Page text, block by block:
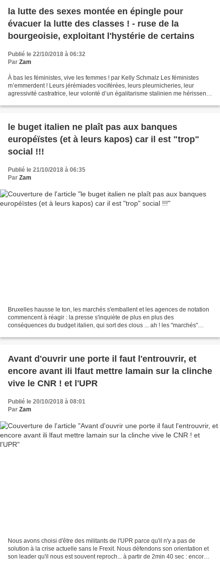
la lutte des sexes montée en épingle pour
évacuer la lutte des classes ! - ruse de la
bourgeoisie, exploitant l'hystérie de certains
Publié le 22/10/2018 à 06:32
Par Zam
À bas les féministes, vive les femmes ! par Kelly Schmalz Les féministes
m’emmerdent ! Leurs jérémiades vociférées, leurs pleurnicheries, leur
agressivité castratrice, leur volonté d’un égalitarisme stalinien me hérissent !
le buget italien ne plaît pas aux banques
européïstes (et à leurs kapos) car il est "trop"
social !!!
Publié le 21/10/2018 à 06:35
Par Zam
Bruxelles hausse le ton, les marchés s'emballent et les agences de notation
commencent à réagir : la presse s'inquiète de plus en plus des
conséquences du budget italien, qui sort des clous ... ah ! les "marchés"
Avant d'ouvrir une porte il faut l'entrouvrir, et
encore avant ili lfaut mettre lamain sur la clinche
vive le CNR ! et l'UPR
Publié le 20/10/2018 à 08:01
Par Zam
Nous avons choisi d'être des militants de l'UPR parce qu'il n'y a pas de
solution à la crise actuelle sans le Frexit. Nous défendons son orientation et
son leader qu'il nous est souvent reproch... à partir de 2min 40 sec : encore